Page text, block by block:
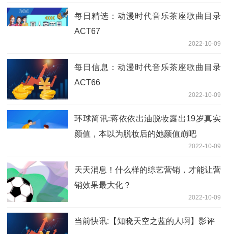
每日精选：动漫时代音乐茶座歌曲目录
ACT67
2022-10-09
每日信息：动漫时代音乐茶座歌曲目录
ACT66
2022-10-09
环球简讯:蒋依依出油脱妆露出19岁真实
颜值，本以为脱妆后的她颜值崩吧
2022-10-09
天天消息！什么样的综艺营销，才能让营
销效果最大化？
2022-10-09
当前快讯:【知晓天空之蓝的人啊】影评